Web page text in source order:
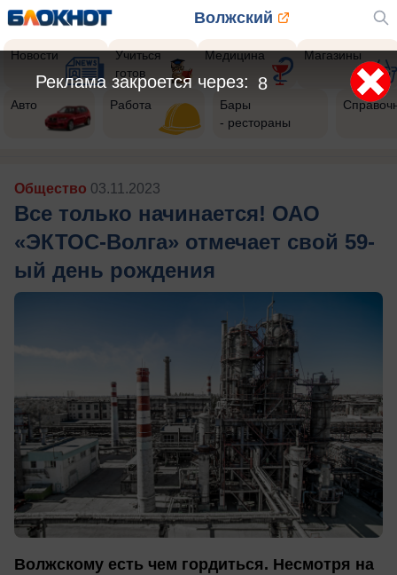
Волжский
Новости
Учиться
готов
Медицина Магазины
Авто Работа
Бары
- рестораны
Общество 03.11.2023
Все только начинается! ОАО
«ЭКТОС-Волга» отмечает свой 59-
ый день рождения
Волжскому есть чем гордиться. Несмотря на
6
Реклама закроется через: